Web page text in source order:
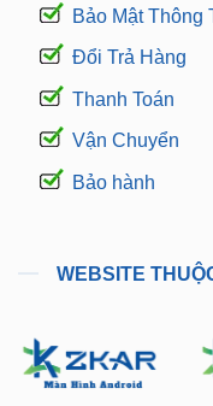
Bảo Mật Thông
Đổi Trả Hàng
Thanh Toán
Vận Chuyển
Bảo hành
WEBSITE